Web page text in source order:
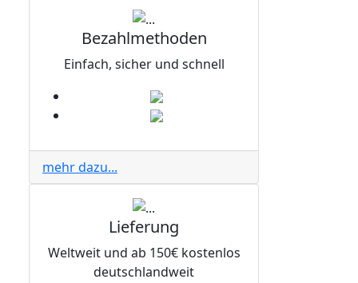
Bezahlmethoden
Einfach, sicher und schnell
mehr dazu...
Lieferung
Weltweit und ab 150€ kostenlos
deutschlandweit